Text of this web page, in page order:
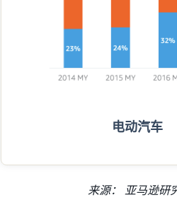
电动汽车
来源： 亚马逊研